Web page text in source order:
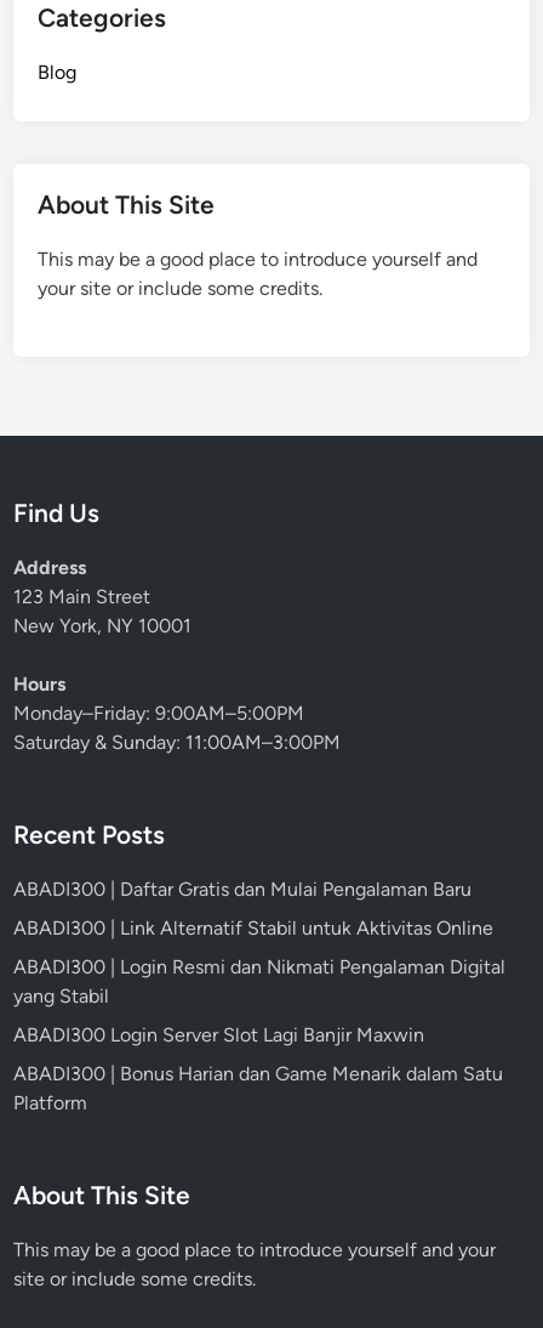
Categories
Blog
About This Site
This may be a good place to introduce yourself and
your site or include some credits.
Find Us
Address
123 Main Street
New York, NY 10001
Hours
Monday–Friday: 9:00AM–5:00PM
Saturday & Sunday: 11:00AM–3:00PM
Recent Posts
ABADI300 | Daftar Gratis dan Mulai Pengalaman Baru
ABADI300 | Link Alternatif Stabil untuk Aktivitas Online
ABADI300 | Login Resmi dan Nikmati Pengalaman Digital
yang Stabil
ABADI300 Login Server Slot Lagi Banjir Maxwin
ABADI300 | Bonus Harian dan Game Menarik dalam Satu
Platform
About This Site
This may be a good place to introduce yourself and your
site or include some credits.